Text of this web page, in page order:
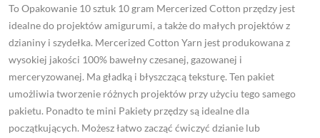
To Opakowanie 10 sztuk 10 gram Mercerized Cotton przędzy jest
idealne do projektów amigurumi, a także do małych projektów z
dzianiny i szydełka. Mercerized Cotton Yarn jest produkowana z
wysokiej jakości 100% bawełny czesanej, gazowanej i
merceryzowanej. Ma gładką i błyszczącą teksturę. Ten pakiet
umożliwia tworzenie różnych projektów przy użyciu tego samego
pakietu. Ponadto te mini Pakiety przędzy są idealne dla
początkujących. Możesz łatwo zacząć ćwiczyć dzianie lub